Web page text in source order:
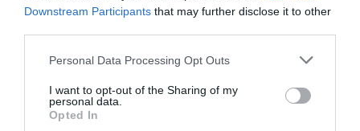
Downstream Participants that may further disclose it to other
Please note that this website/app uses one or more Google
not limited to your visit or usage behaviour. You may click to
grant or deny consent to Google and its third-party tags to
use your data for below specified purposes in below Google
Personal Data Processing Opt Outs
I want to opt-out of the Sharing of my
personal data.
Opted In
ÚJ MAGYAR KÜLÜGYI STRATÉGIA KÉSZÜL,